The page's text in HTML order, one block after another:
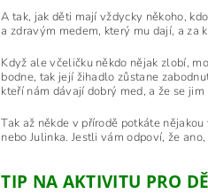
A tak, jak děti mají vždycky někoho,
a zdravým medem, který mu dají, a za
Když ale včeličku někdo nějak zlobí,
bodne, tak její žihadlo zůstane
kteří nám dávají dobrý med, a že se
Tak až někde v přírodě potkáte
nebo Julinka. Jestli vám odpoví, že
TIP NA AKTIVITU PRO